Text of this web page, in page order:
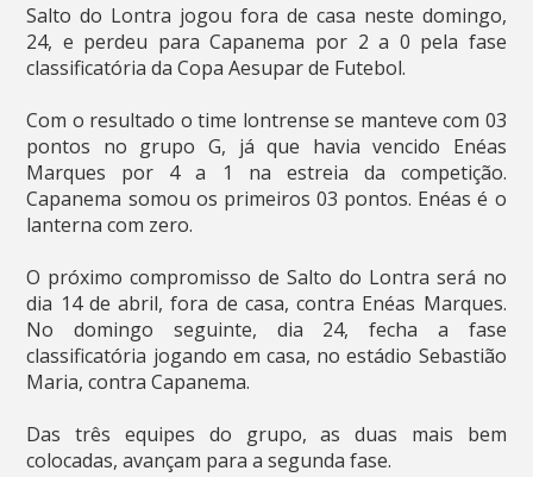
Salto do Lontra jogou fora de casa neste domingo,
24, e perdeu para Capanema por 2 a 0 pela fase
classificatória da Copa Aesupar de Futebol.
Com o resultado o time lontrense se manteve com 03
pontos no grupo G, já que havia vencido Enéas
Marques por 4 a 1 na estreia da competição.
Capanema somou os primeiros 03 pontos. Enéas é o
lanterna com zero.
O próximo compromisso de Salto do Lontra será no
dia 14 de abril, fora de casa, contra Enéas Marques.
No domingo seguinte, dia 24, fecha a fase
classificatória jogando em casa, no estádio Sebastião
Maria, contra Capanema.
Das três equipes do grupo, as duas mais bem
colocadas, avançam para a segunda fase.